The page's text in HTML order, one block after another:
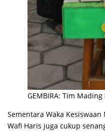
GEMBIRA: Tim
Sementara Waka
Wafi Haris juga cukup